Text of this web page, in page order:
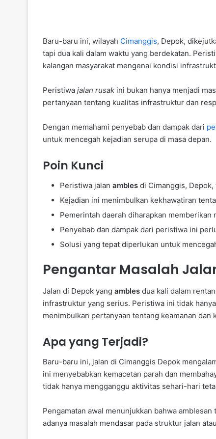
Baru-baru ini, wilayah Cimanggis, Depok,
tapi dua kali dalam waktu yang berdekatan.
kalangan masyarakat mengenai kondisi
Peristiwa jalan rusak ini bukan hanya menjadi
pertanyaan tentang kualitas infrastruktur dan
Dengan memahami penyebab dan dampak dari
untuk mencegah kejadian serupa di masa depan.
Poin Kunci
Peristiwa jalan ambles di Cimanggis,
Kejadian ini menimbulkan kekhawatiran
Pemerintah daerah diharapkan memberikan
Penyebab dan dampak dari peristiwa ini
Solusi yang tepat diperlukan untuk
Pengantar Masalah
Jalan di Depok yang ambles dua kali dalam
infrastruktur yang serius. Peristiwa ini tidak
menimbulkan pertanyaan tentang keamanan
Apa yang Terjadi?
Baru-baru ini, jalan di Cimanggis Depok
ini menyebabkan kemacetan parah dan
tidak hanya mengganggu aktivitas sehari-hari
Pengamatan awal menunjukkan bahwa
adanya masalah mendasar pada struktur jalan